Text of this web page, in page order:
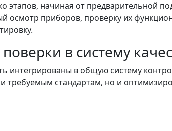
этапов, начиная от предварительной
осмотр приборов, проверку их
в систему
интегрированы в общую систему
требуемым стандартам, но и